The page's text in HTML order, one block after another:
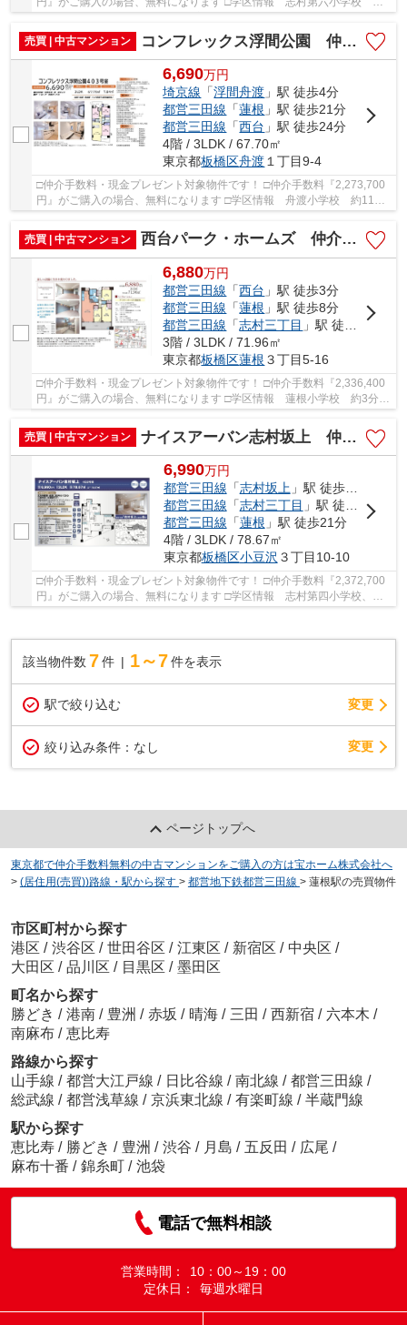
分 志村第三中学校 約3分 □最寄駅 三田線...
売買 | 中古マンション
コンフレックス浮間公園 仲介手数料無料＋40万円現金プレゼント中
6,690万円
埼京線 「浮間舟渡 」駅 徒歩4分
都営三田線 「蓮根 」駅 徒歩21分
都営三田線 「西台 」駅 徒歩24分
4階 / 3LDK / 67.70㎡
東京都板橋区舟渡 １丁目9-4
□仲介手数料・現金プレゼント対象物件です！ □仲介手数料『2,273,700
円』がご購入の場合、無料になります □学区情報 舟渡小学校 約11
分 志村第五中学校 約19分 □最寄駅 JR埼京線...
売買 | 中古マンション
西台パーク・ホームズ 仲介手数料無料＋40万円現金プレゼント中
6,880万円
都営三田線 「西台 」駅 徒歩3分
都営三田線 「蓮根 」駅 徒歩8分
都営三田線 「志村三丁目 」駅 徒歩19分
3階 / 3LDK / 71.96㎡
東京都板橋区蓮根 ３丁目5-16
□仲介手数料・現金プレゼント対象物件です！ □仲介手数料『2,336,400
円』がご購入の場合、無料になります □学区情報 蓮根小学校 約3分
志村第三中学校 約11分 □最寄駅 都営三田線...
売買 | 中古マンション
ナイスアーバン志村坂上 仲介手数料無料＋40万円現金プレゼント中
6,990万円
都営三田線 「志村坂上」駅 徒歩6分
都営三田線 「志村三丁目 」駅 徒歩12分
都営三田線 「蓮根 」駅 徒歩21分
4階 / 3LDK / 78.67㎡
東京都板橋区小豆沢 ３丁目10-10
□仲介手数料・現金プレゼント対象物件です！ □仲介手数料『2,372,700
円』がご購入の場合、無料になります □学区情報 志村第四小学校、志
該当物件数 7件 1～7 件を表示
駅で絞り込む 変更
絞り込み条件： なし 変更
ページトップへ
東京都で仲介手数料無料の中古マンションをご購入の方は宝ホーム株式会社へ
> (居住用(売買))路線・駅から探す > 都営地下鉄都営三田線 > 蓮根駅の売買物件
市区町村から探す
港区 / 渋谷区 / 世田谷区 / 江東区 / 新宿区 / 中央区 /
大田区 / 品川区 / 目黒区 / 墨田区
町名から探す
勝どき / 港南 / 豊洲 / 赤坂 / 晴海 / 三田 / 西新宿 / 六本木 /
南麻布 / 恵比寿
路線から探す
山手線 / 都営大江戸線 / 日比谷線 / 南北線 / 都営三田線 /
総武線 / 都営浅草線 / 京浜東北線 / 有楽町線 / 半蔵門線
駅から探す
恵比寿 / 勝どき / 豊洲 / 渋谷 / 月島 / 五反田 / 広尾 /
麻布十番 / 錦糸町 / 池袋
電話で無料相談
営業時間：
10：00～19：00
定休日：
毎週水曜日